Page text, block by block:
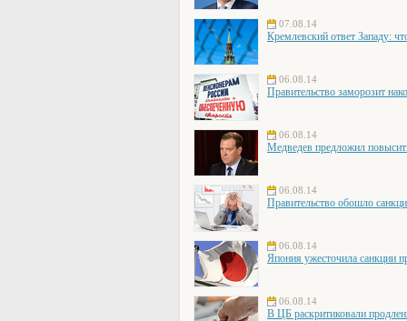
07.08.14
Кремлевский ответ Западу:
06.08.14
Правительство заморозит
06.08.14
Медведев предложил
06.08.14
Правительство обошло
06.08.14
Япония ужесточила санкции
06.08.14
В ЦБ раскритиковали